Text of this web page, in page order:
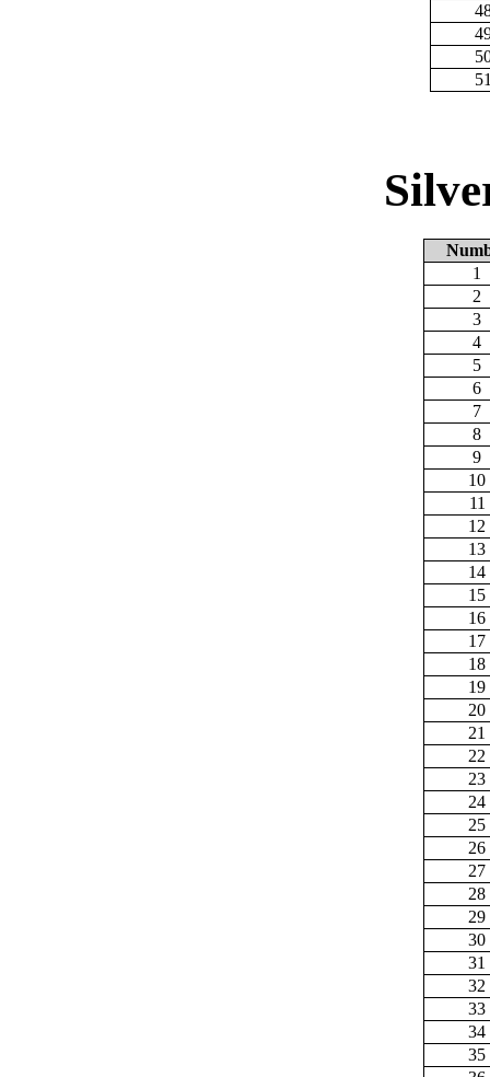
1
2
3
4
5
6
7
8
9
10
11
12
13
14
15
16
17
18
19
20
21
22
23
24
25
26
27
28
29
30
31
32
33
34
35